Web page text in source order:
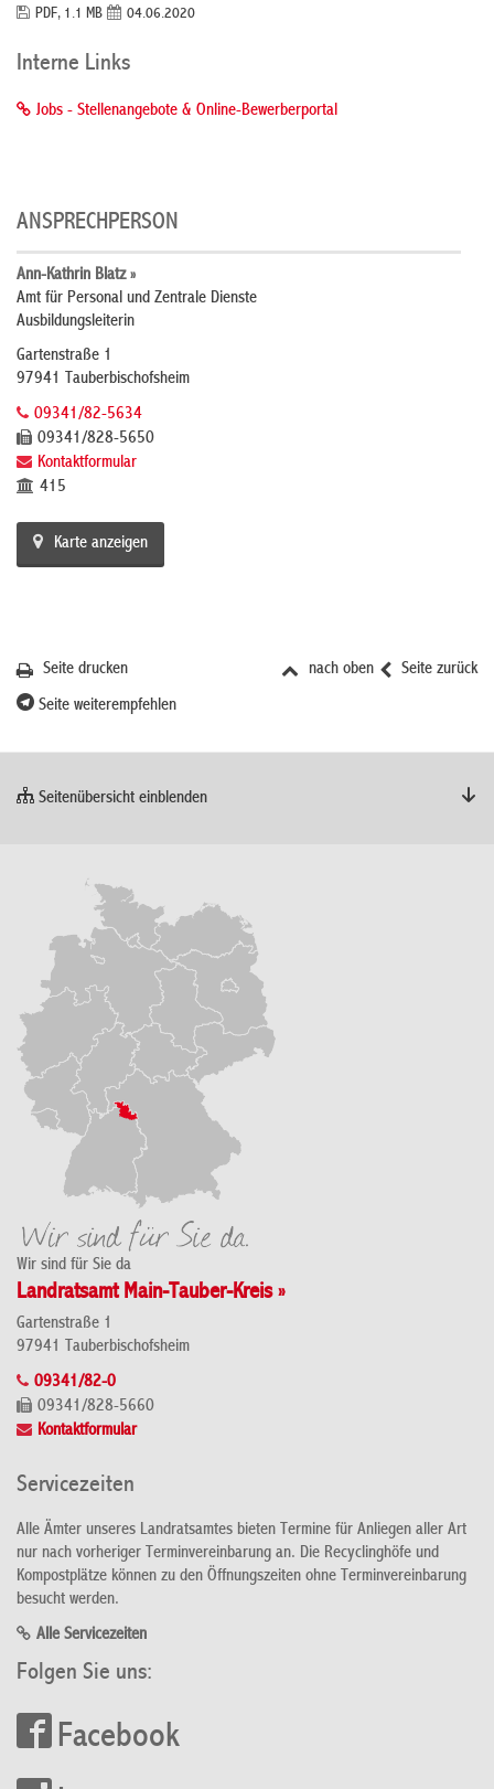
PDF, 1.1 MB 04.06.2020
Interne Links
Jobs - Stellenangebote & Online-Bewerberportal
ANSPRECHPERSON
Ann-Kathrin Blatz »
Amt für Personal und Zentrale Dienste
Ausbildungsleiterin
Gartenstraße 1
97941 Tauberbischofsheim
09341/82-5634
09341/828-5650
Kontaktformular
415
Karte anzeigen
Seite zurück
nach oben
Seite drucken
Seite weiterempfehlen
Seitenübersicht einblenden
Wir sind für Sie da
Landratsamt Main-Tauber-Kreis »
Gartenstraße 1
97941 Tauberbischofsheim
09341/82-0
09341/828-5660
Kontaktformular
Servicezeiten
Alle Ämter unseres Landratsamtes bieten Termine für Anliegen aller Art
nur nach vorheriger Terminvereinbarung an. Die Recyclinghöfe und
Kompostplätze können zu den Öffnungszeiten ohne Terminvereinbarung
besucht werden.
Alle Servicezeiten
Folgen Sie uns:
Facebook